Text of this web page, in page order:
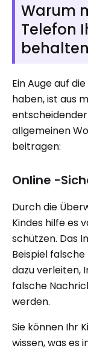
Warum
Telefon
Ein Auge auf
haben, ist aus
entscheidender
allgemeinen
beitragen:
Online -
Durch die
Kindes hilfe es
schützen. Das
Beispiel
dazu verleiten,
falsche
werden.
Sie können Ihr
wissen, was es